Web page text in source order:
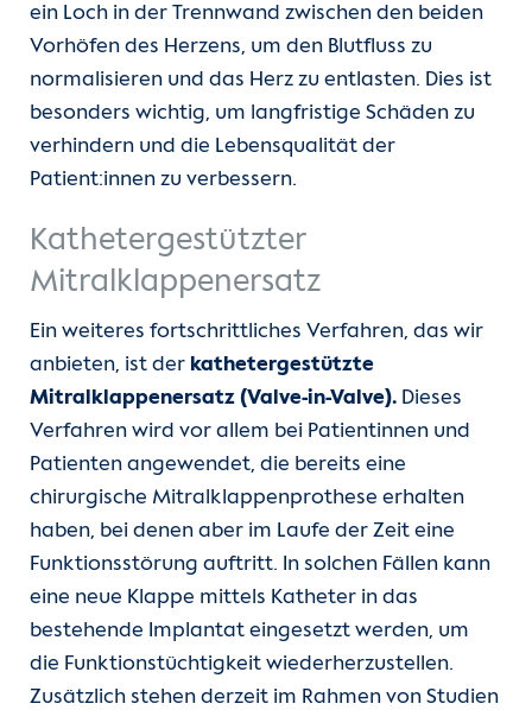
ein Loch in der Trennwand zwischen den beiden
Vorhöfen des Herzens, um den Blutfluss zu
normalisieren und das Herz zu entlasten. Dies ist
besonders wichtig, um langfristige Schäden zu
verhindern und die Lebensqualität der
Patient:innen zu verbessern.
Kathetergestützter
Mitralklappenersatz
Ein weiteres fortschrittliches Verfahren, das wir
anbieten, ist der kathetergestützte
Mitralklappenersatz (Valve-in-Valve). Dieses
Verfahren wird vor allem bei Patientinnen und
Patienten angewendet, die bereits eine
chirurgische Mitralklappenprothese erhalten
haben, bei denen aber im Laufe der Zeit eine
Funktionsstörung auftritt. In solchen Fällen kann
eine neue Klappe mittels Katheter in das
bestehende Implantat eingesetzt werden, um
die Funktionstüchtigkeit wiederherzustellen.
Zusätzlich stehen derzeit im Rahmen von Studien